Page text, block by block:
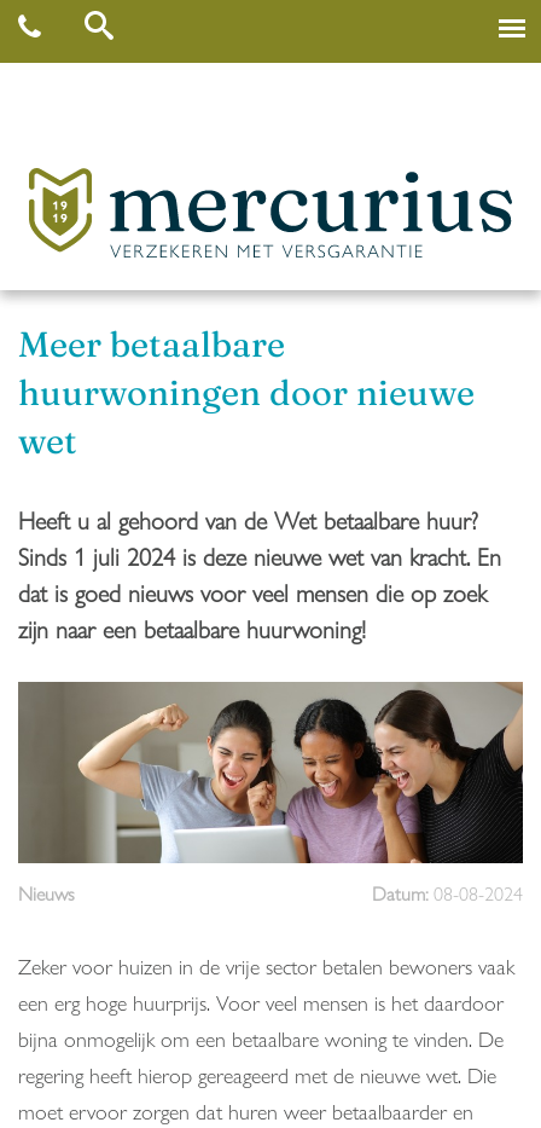
Meer betaalbare
huurwoningen door nieuwe
wet
Heeft u al gehoord van de Wet betaalbare huur?
Sinds 1 juli 2024 is deze nieuwe wet van kracht. En
dat is goed nieuws voor veel mensen die op zoek
zijn naar een betaalbare huurwoning!
Nieuws Datum:08-08-2024
Zeker voor huizen in de vrije sector betalen bewoners vaak
een erg hoge huurprijs. Voor veel mensen is het daardoor
bijna onmogelijk om een betaalbare woning te vinden. De
regering heeft hierop gereageerd met de nieuwe wet. Die
moet ervoor zorgen dat huren weer betaalbaarder en